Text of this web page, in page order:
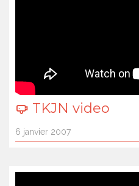
TKJN video
6 janvier 2007